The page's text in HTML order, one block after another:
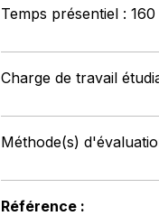
Temps présentiel :
Charge de travail
Méthode(s)
Référence :